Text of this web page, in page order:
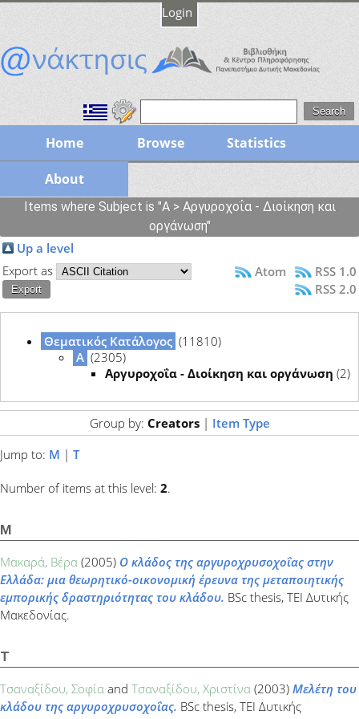
Login
Home Browse Statistics
About
Items where Subject is "Α > Αργυροχοΐα - Διοίκηση και
οργάνωση"
Up a level
Export as
Atom
RSS 1.0
RSS 2.0
Θεματικός Κατάλογος (11810)
Α (2305)
Αργυροχοΐα - Διοίκηση και οργάνωση (2)
Group by: Creators| Item Type
Jump to: Μ | Τ
Number of items at this level: 2.
Μ
Μακαρά, Βέρα (2005) Ο κλάδος της αργυροχρυσοχοΐας στην
Ελλάδα: μια θεωρητικό-οικονομική έρευνα της μεταποιητικής
εμπορικής δραστηριότητας του κλάδου. BSc thesis, ΤΕΙ Δυτικής
Μακεδονίας.
Τ
Τσαναξίδου, Σοφία and Τσαναξίδου, Χριστίνα (2003) Μελέτη του
κλάδου της αργυροχρυσοχοΐας. BSc thesis, ΤΕΙ Δυτικής